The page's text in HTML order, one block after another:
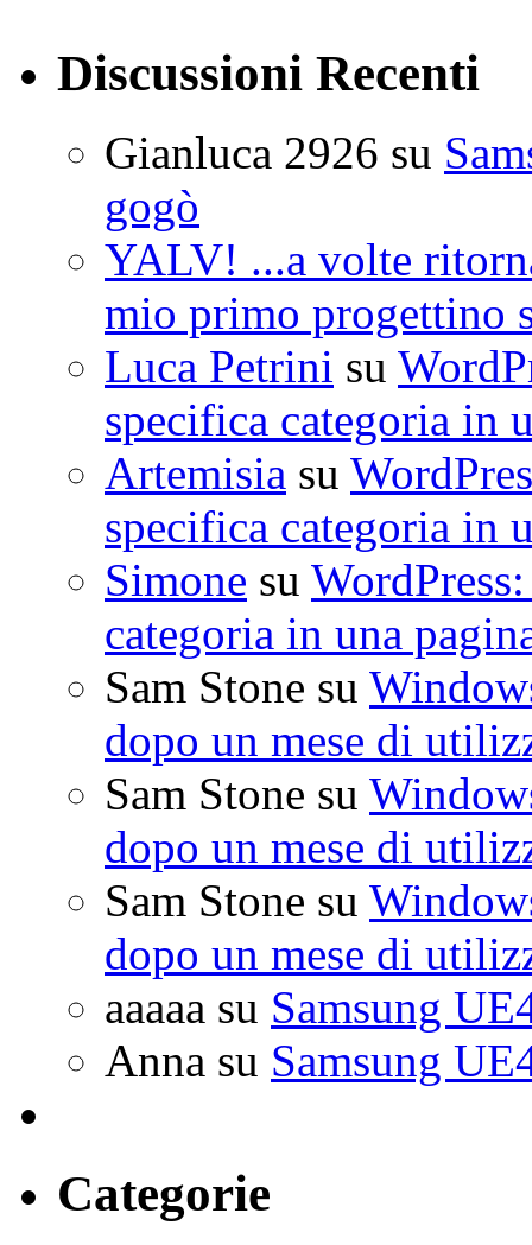
Discussioni Recenti
Gianluca 2926 su
gogò
YALV! ...a volte
mio primo progettino
Luca Petrini su
specifica categoria in
Artemisia su
specifica categoria in
Simone su
categoria in una
Sam Stone su
dopo un mese di
Sam Stone su
dopo un mese di
Sam Stone su
dopo un mese di
aaaaa su Samsung
Anna su Samsung
Categorie